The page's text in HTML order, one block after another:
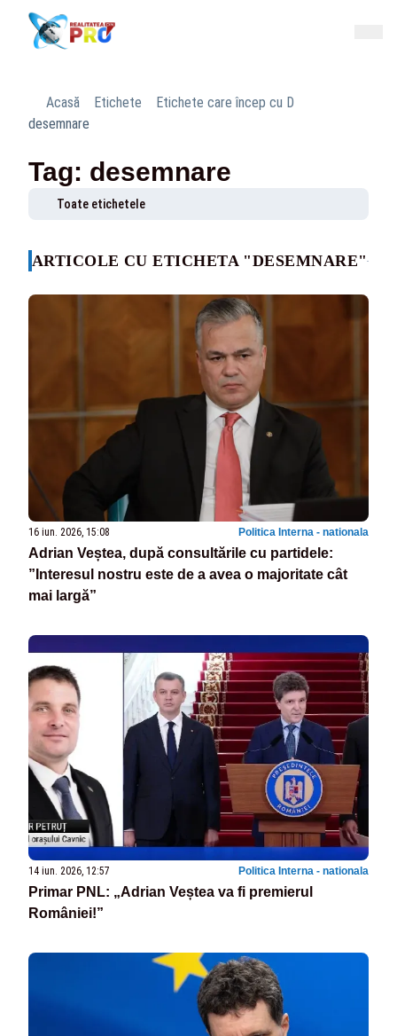
Acasă Etichete
Etichete care încep cu D
desemnare
Tag: desemnare
Toate etichetele
ARTICOLE CU ETICHETA "DESEMNARE"
16 iun. 2026, 15:08 Politica Interna - nationala
Adrian Veștea, după consultările cu partidele:
”Interesul nostru este de a avea o majoritate cât
mai largă”
14 iun. 2026, 12:57 Politica Interna - nationala
Primar PNL: „Adrian Veștea va fi premierul
României!”